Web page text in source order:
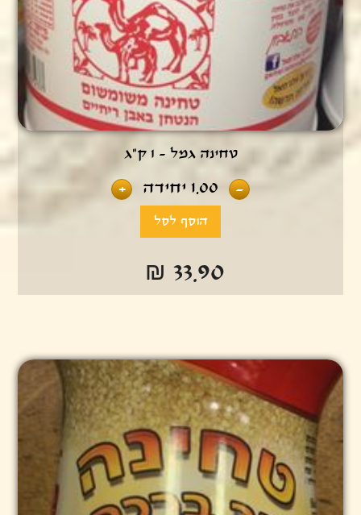
טחינה גמל - 1 ק"ג
-
1.00 יחידה +
₪ 33.90